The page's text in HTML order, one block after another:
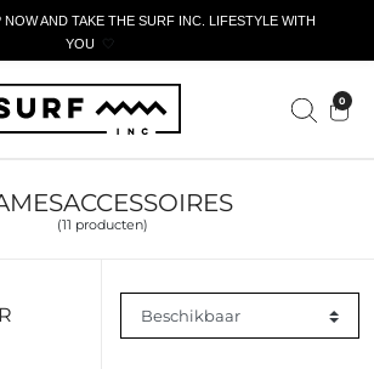
AND TAKE THE SURF INC. LIFESTYLE WITH
YOU🤍
0
(11 producten)
AANGIFTEFORMULIER